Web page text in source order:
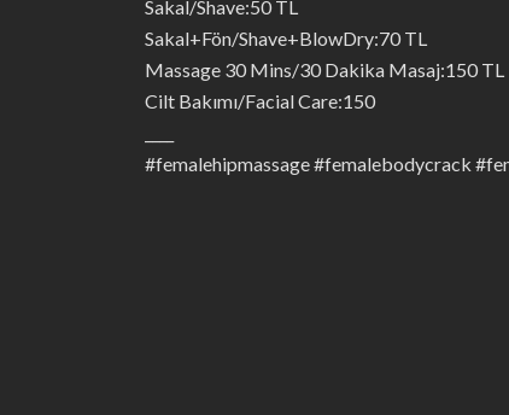
Sakal/Shave:50 TL
Sakal+Fön/Shave+BlowDry:70 TL
Massage 30 Mins/30 Dakika Masaj:150 TL
Cilt Bakımı/Facial Care:150
#femalehipmassage #femalebodycrack